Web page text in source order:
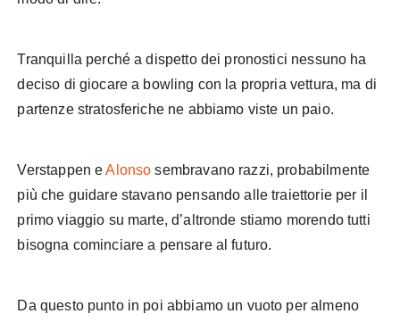
Tranquilla perché a dispetto dei pronostici nessuno ha
deciso di giocare a bowling con la propria vettura, ma di
partenze stratosferiche ne abbiamo viste un paio.
Verstappen eAlonso sembravano razzi, probabilmente
più che guidare stavano pensando alle traiettorie per il
primo viaggio su marte, d’altronde stiamo morendo tutti
bisogna cominciare a pensare al futuro.
Da questo punto in poi abbiamo un vuoto per almeno